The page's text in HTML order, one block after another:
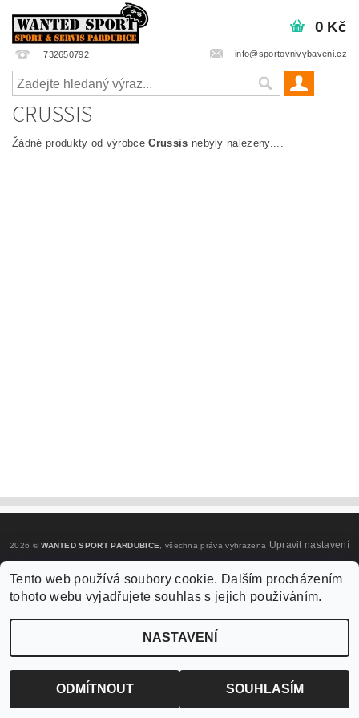
732650792 info@sportovnivybaveni.cz
0 Kč
CRUSSIS
Žádné produkty od výrobceCrussis nebyly nalezeny....
2026 ©WANTED SPORT PARDUBICE , všechna práva vyhrazena Upravit nastavení
cookies
Vytvořil Shoptet
Tento web používá soubory cookie. Dalším procházením
tohoto webu vyjadřujete souhlas s jejich používáním.
NASTAVENÍ
ODMÍTNOUT SOUHLASÍM